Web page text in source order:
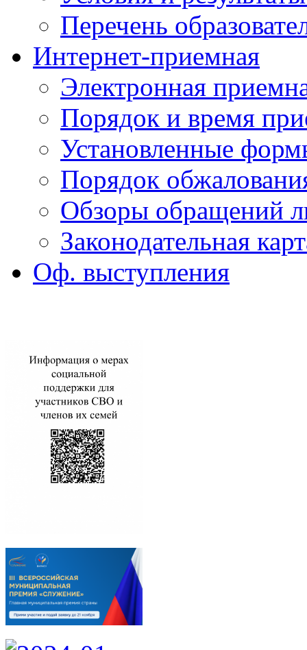
Перечень
Интернет-приемная
Электронная
Порядок и время
Установленные
Порядок
Обзоры обращений
Законодательная
Оф. выступления